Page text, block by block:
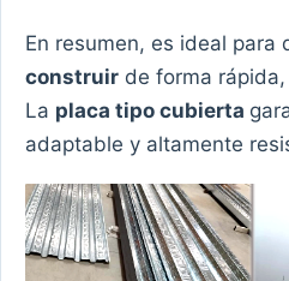
En resumen, es ideal para
construir de forma
La placa tipo cubierta
adaptable y altamente